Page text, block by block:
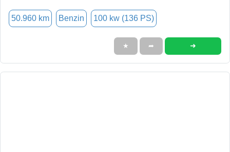
50.960 km Benzin 100 kw (136 PS)
★ ➦ ➜